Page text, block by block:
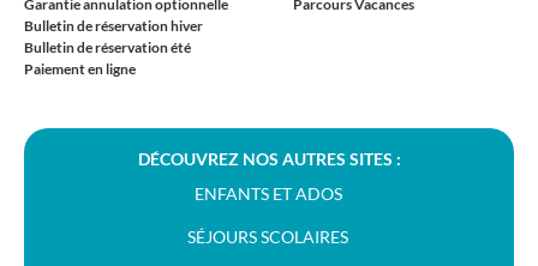
Garantie annulation optionnelle
Bulletin de réservation hiver
Bulletin de réservation été
Paiement en ligne
Parcours Vacances
DÉCOUVREZ NOS AUTRES SITES :
ENFANTS ET ADOS
SÉJOURS SCOLAIRES